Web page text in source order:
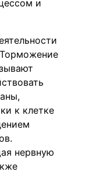
и
к клетке
нервную